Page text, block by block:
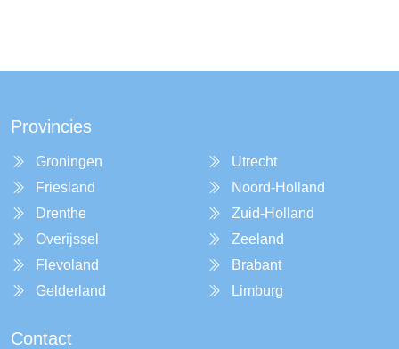
Provincies
Groningen
Friesland
Drenthe
Overijssel
Flevoland
Gelderland
Utrecht
Noord-Holland
Zuid-Holland
Zeeland
Brabant
Limburg
Contact